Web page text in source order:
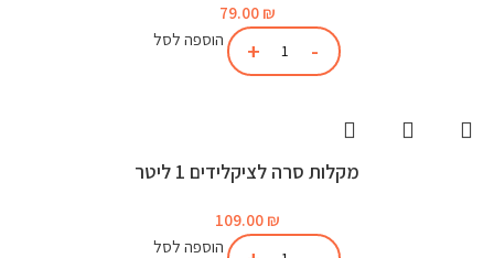
79.00 ₪
הוספה לסל
מקלות סרה לציקלידים 1 ליטר
109.00 ₪
הוספה לסל